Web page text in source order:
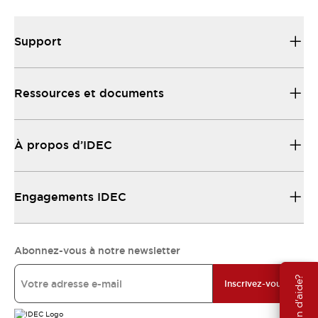
Support
Ressources et documents
À propos d’IDEC
Engagements IDEC
Abonnez-vous à notre newsletter
Inscrivez-vous